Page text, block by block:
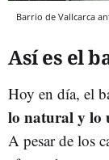
Barrio de Vallcarca
Así es el
Hoy en día, el
lo natural y lo
A pesar de los